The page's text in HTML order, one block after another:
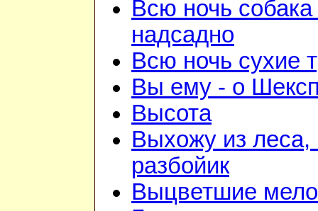
Всю ночь
надсадно
Всю ночь сухие
Вы ему - о
Высота
Выхожу из леса,
разбойик
Выцветшие